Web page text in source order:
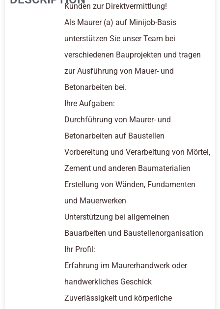
Kunden zur Direktvermittlung!
Als Maurer (a) auf Minijob-Basis
unterstützen Sie unser Team bei
verschiedenen Bauprojekten und tragen
zur Ausführung von Mauer- und
Betonarbeiten bei.
Ihre Aufgaben:
Durchführung von Maurer- und
Betonarbeiten auf Baustellen
Vorbereitung und Verarbeitung von Mörtel,
Zement und anderen Baumaterialien
Erstellung von Wänden, Fundamenten
und Mauerwerken
Unterstützung bei allgemeinen
Bauarbeiten und Baustellenorganisation
Ihr Profil:
Erfahrung im Maurerhandwerk oder
handwerkliches Geschick
Zuverlässigkeit und körperliche